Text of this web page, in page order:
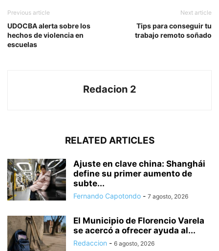
Previous article
UDOCBA alerta sobre los
hechos de violencia en
escuelas
Next article
Tips para conseguir tu
trabajo remoto soñado
Redacion 2
RELATED ARTICLES
Ajuste en clave china: Shanghái
define su primer aumento de
subte...
Fernando Capotondo - 7 agosto, 2026
El Municipio de Florencio Varela
se acercó a ofrecer ayuda al...
Redaccion - 6 agosto, 2026